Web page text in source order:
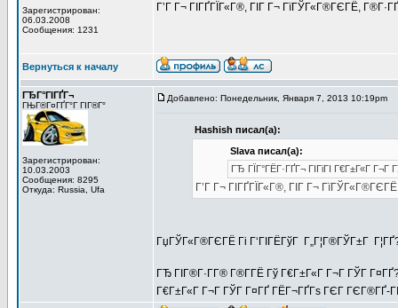
Зарегистрирован:
06.03.2008
Сообщения: 1231
Г’Г Г¬ ГІГҐГЇГ«Г®, ГІГ Г¬ ГїГЎГ«Г®ГЄГЁ,
Вернуться к началу
ГЂГ°ГІГҐГ¬
ГЊГ®Г¤ГҐГ°Г ГІГ®Г°
Зарегистрирован:
10.03.2003
Сообщения: 8295
Откуда: Russia, Ufa
Добавлено: Понедельник, Января 7, 2013 10:19pm
Hashish писал(а):
Slava писал(а):
ГЂ ГЇГ°ГЁГ·ГҐГ¬ ГІГіГІ Г€Г±Г«Г Г¬Г
Г’Г Г¬ ГІГҐГЇГ«Г®, ГІГ Г¬
ГџГЎГ«Г®ГЄГЁ Гі Г‘ГІГЁГўГ Г„Г¦Г®ГЎГ±Г
ГЂ ГІГ®Г·Г­Г® Г®Г­ГЁ Гў Г€Г±Г«Г Г¬Г ГЎГ
Г€Г±Г«Г Г¬Г ГЎГ Г¤ГҐ ГЁГ¬ГҐГѕ ГЄГ ГЄГ®ГҐ-